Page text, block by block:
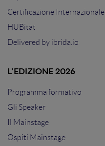
Certificazione Internazionale
HUBitat
Delivered by ibrida.io
L'EDIZIONE 2026
Programma formativo
Gli Speaker
Il Mainstage
Ospiti Mainstage